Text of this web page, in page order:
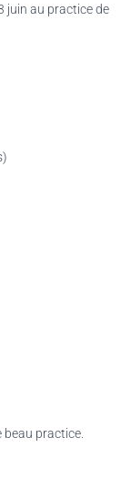
juin au practice de
)
practice.